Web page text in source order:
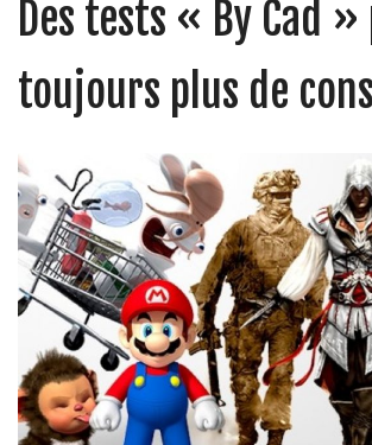
Des tests « By Cad
toujours plus de